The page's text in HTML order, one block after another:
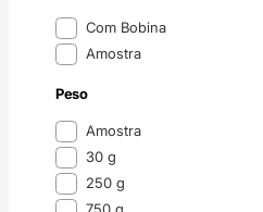
Formato do Filamento
Com Bobina
Amostra
Peso
Peso Amostra
30 g
250 g